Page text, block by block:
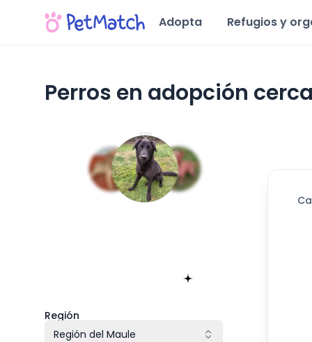
Adopta Refugios y
Perros en adopción
Región del Maule
Región
Región del Maule